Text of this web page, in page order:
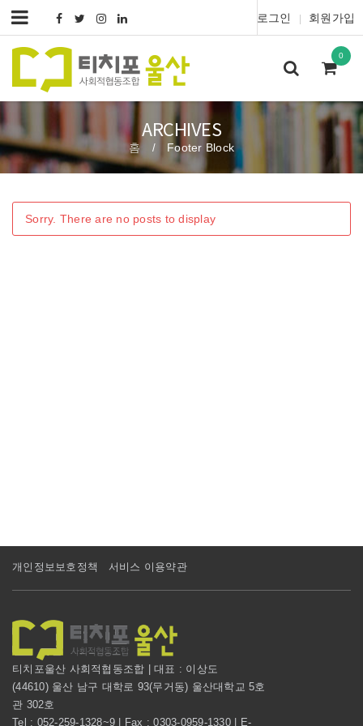
로그인 회원가입
0
ARCHIVES
홈 / Footer Block
Sorry. There are no posts to display
개인정보보호정책 서비스 이용약관
티치포울산 사회적협동조합 | 대표 : 이상도
(44610) 울산 남구 대학로 93(무거동) 울산대학교 5호
관 302호
Tel : 052-259-1328~9 | Fax : 0303-0959-1330 | E-